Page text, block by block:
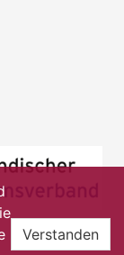
Verstanden